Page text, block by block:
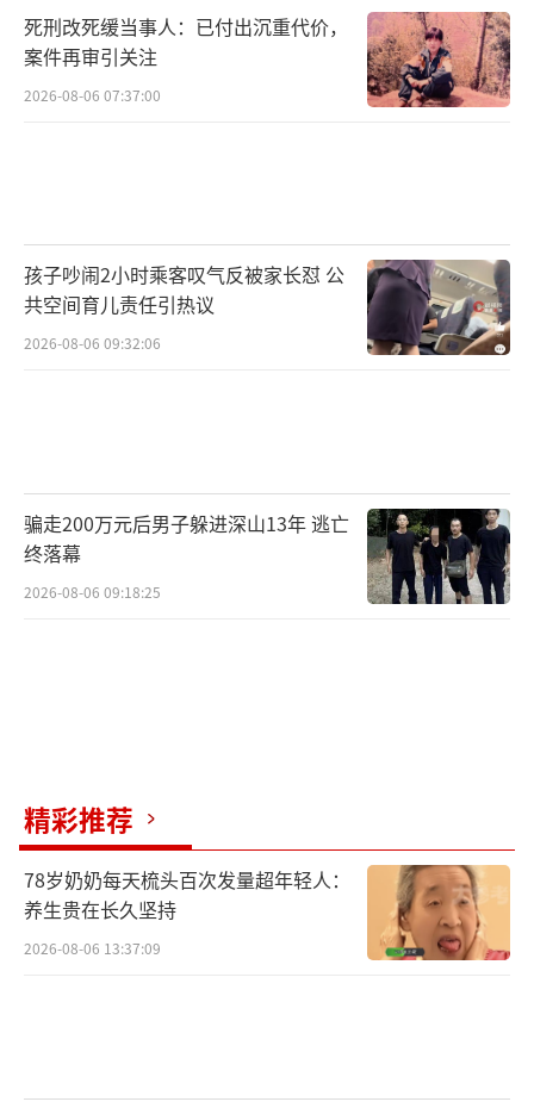
死刑改死缓当事人：已付出沉重代价，
案件再审引关注
2026-08-06 07:37:00
孩子吵闹2小时乘客叹气反被家长怼 公
共空间育儿责任引热议
2026-08-06 09:32:06
骗走200万元后男子躲进深山13年 逃亡
终落幕
2026-08-06 09:18:25
精彩推荐
78岁奶奶每天梳头百次发量超年轻人：
养生贵在长久坚持
2026-08-06 13:37:09